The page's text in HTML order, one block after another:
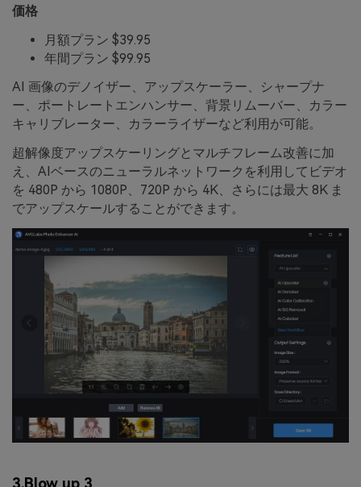
価格
月額プラン $39.95
年間プラン $99.95
AI 画像のデノイザー、アップスケーラー、シャープナ
ー、ポートレートエンハンサー、背景リムーバー、カラー
キャリブレーター、カラーライザーなど利用が可能。
超解像度アップスケーリングとマルチフレーム改善に加
え、AIベースのニューラルネットワークを利用してビデオ
を 480P から 1080P、720P から 4K、さらには最大 8K ま
でアップスケールすることができます。
3.Blow up 3